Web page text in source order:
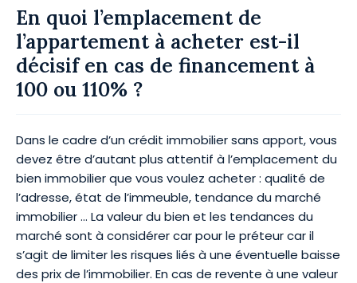
En quoi l’emplacement de
l’appartement à acheter est-il
décisif en cas de financement à
100 ou 110% ?
Dans le cadre d’un crédit immobilier sans apport, vous
devez être d’autant plus attentif à l’emplacement du
bien immobilier que vous voulez acheter : qualité de
l’adresse, état de l’immeuble, tendance du marché
immobilier … La valeur du bien et les tendances du
marché sont à considérer car pour le préteur car il
s’agit de limiter les risques liés à une éventuelle baisse
des prix de l’immobilier. En cas de revente à une valeur